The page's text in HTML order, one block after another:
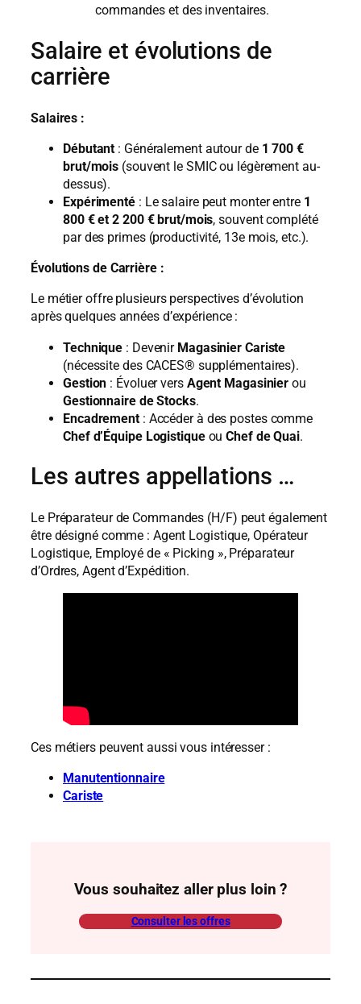
commandes et des inventaires.
Salaire et évolutions de
carrière
Salaires :
Débutant : Généralement autour de 1 700 €
brut/mois (souvent le SMIC ou légèrement au-
dessus).
Expérimenté: Le salaire peut monter entre 1
800 € et 2 200 € brut/mois, souvent complété
par des primes (productivité, 13e mois, etc.).
Évolutions de Carrière :
Le métier offre plusieurs perspectives d’évolution
après quelques années d’expérience :
Technique : Devenir Magasinier Cariste
(nécessite des CACES® supplémentaires).
Gestion : Évoluer vers Agent Magasinier ou
Gestionnaire de Stocks.
Encadrement: Accéder à des postes comme
Chef d’Équipe LogistiqueouChef de Quai.
Les autres appellations …
Le Préparateur de Commandes (H/F) peut également
être désigné comme : Agent Logistique, Opérateur
Logistique, Employé de « Picking », Préparateur
d’Ordres, Agent d’Expédition.
Ces métiers peuvent aussi vous intéresser :
Manutentionnaire
Cariste
Vous souhaitez aller plus loin ?
Consulter les offres